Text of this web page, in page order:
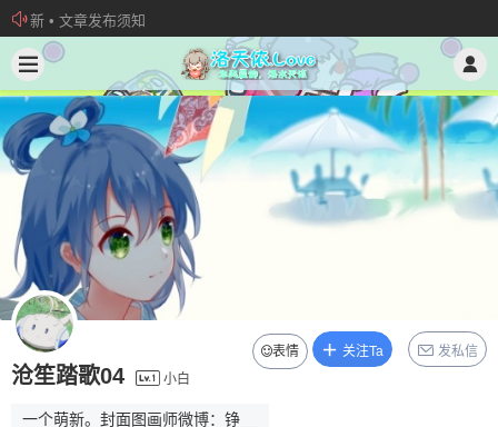
新 • 文章发布须知
欢迎加入“VOCALOID洛天依“QQ群！
加入本站管理团队
沧笙踏歌04 小白
一个萌新。封面图画师微博：铮__
表情 关注Ta 发私信